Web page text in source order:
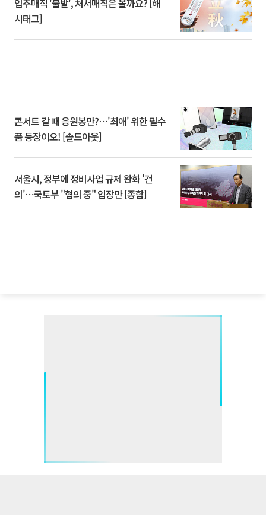
시태그]
콘서트 갈 때 응원봉만?⋯'최애' 위한 필수
품 등장이오! [솔드아웃]
서울시, 정부에 정비사업 규제 완화 '건
의'⋯국토부 "협의 중" 입장만 [종합]